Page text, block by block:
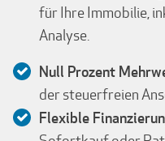
für Ihre Immobilie,
Analyse.
Null Prozent
der steuerfreien
Flexible